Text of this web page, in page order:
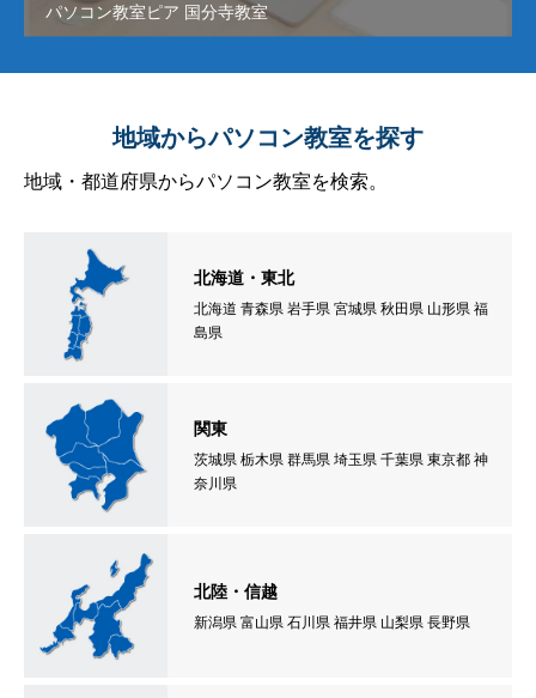
パソコン教室ピア 国分寺教室
地域からパソコン教室を探す
地域・都道府県からパソコン教室を検索。
北海道・東北
北海道 青森県 岩手県 宮城県 秋田県 山形県 福
島県
関東
茨城県 栃木県 群馬県 埼玉県 千葉県 東京都 神
奈川県
北陸・信越
新潟県 富山県 石川県 福井県 山梨県 長野県